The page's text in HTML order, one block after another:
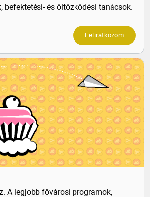
befektetési- és öltözködési tanácsok.
Feliratkozom
A legjobb fővárosi programok,